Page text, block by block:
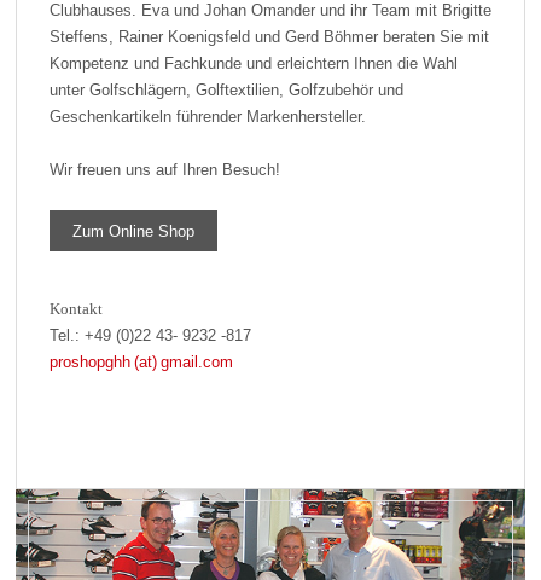
Clubhauses. Eva und Johan Omander und ihr Team mit Brigitte
Steffens, Rainer Koenigsfeld und Gerd Böhmer beraten Sie mit
Kompetenz und Fachkunde und erleichtern Ihnen die Wahl
unter Golfschlägern, Golftextilien, Golfzubehör und
Geschenkartikeln führender Markenhersteller.
Wir freuen uns auf Ihren Besuch!
Zum Online Shop
Kontakt
Tel.: +49 (0)22 43- 9232 -817
proshopghh (at) gmail.com